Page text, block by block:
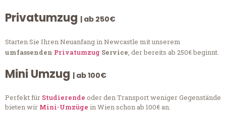
Privatumzug | ab 250€
Starten Sie Ihren Neuanfang in Newcastle mit unserem
umfassenden Privatumzug Service, der bereits ab 250€ beginnt.
Mini Umzug | ab 100€
Perfekt für Studierende oder den Transport weniger Gegenstände
bieten wir Mini-Umzüge in Wien schon ab 100€ an.